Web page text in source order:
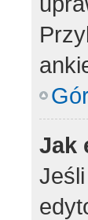
Jak